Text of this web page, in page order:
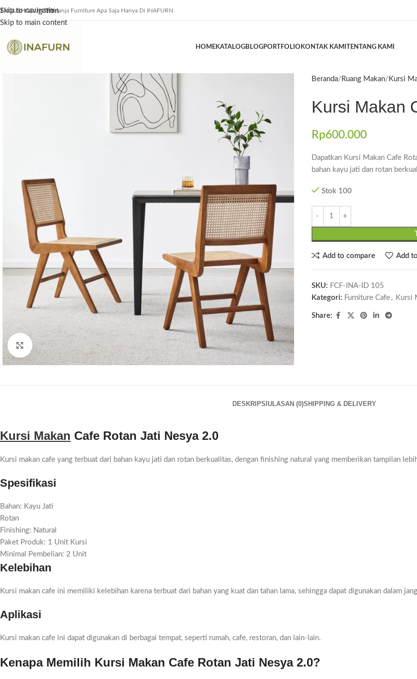
Skip to navigation
Skip to main content
ENGLISHCOUNTRYBelanja Furniture Apa Saja Hanya Di INAFURN
HOMEKATALOGBLOGPORTFOLIO KONTAK KAMITENTANG KAMI
Click to enlarge
Beranda Ruang Makan Kursi
Kursi Makan
Rp600.000
Dapatkan Kursi Makan Cafe
bahan kayu jati dan rotan
Stok 100
Add to compare Add
SKU: FCF-INA-ID 105
Kategori: Furniture Cafe , Kursi
Share:
DESKRIPSI ULASAN (0)SHIPPING & DELIVERY
Kursi Makan Cafe Rotan Jati Nesya 2.0
Kursi makan cafe yang terbuat dari bahan kayu jati dan rotan berkualitas, dengan finishing natural yang memberikan tampilan
Spesifikasi
Bahan: Kayu Jati
Rotan
Finishing: Natural
Paket Produk: 1 Unit Kursi
Minimal Pembelian: 2 Unit
Kelebihan
Kursi makan cafe ini memiliki kelebihan karena terbuat dari bahan yang kuat dan tahan lama, sehingga dapat digunakan dalam
Aplikasi
Kursi makan cafe ini dapat digunakan di berbagai tempat, seperti rumah, cafe, restoran, dan lain-lain.
Kenapa Memilih Kursi Makan Cafe Rotan Jati Nesya 2.0?